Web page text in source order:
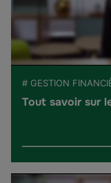
# GESTION
Tout savoir sur